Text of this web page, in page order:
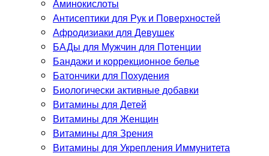
Аминокислоты
Антисептики для Рук и Поверхностей
Афродизиаки для Девушек
БАДы для Мужчин для Потенции
Бандажи и коррекционное белье
Батончики для Похудения
Биологически активные добавки
Витамины для Детей
Витамины для Женщин
Витамины для Зрения
Витамины для Укрепления Иммунитета